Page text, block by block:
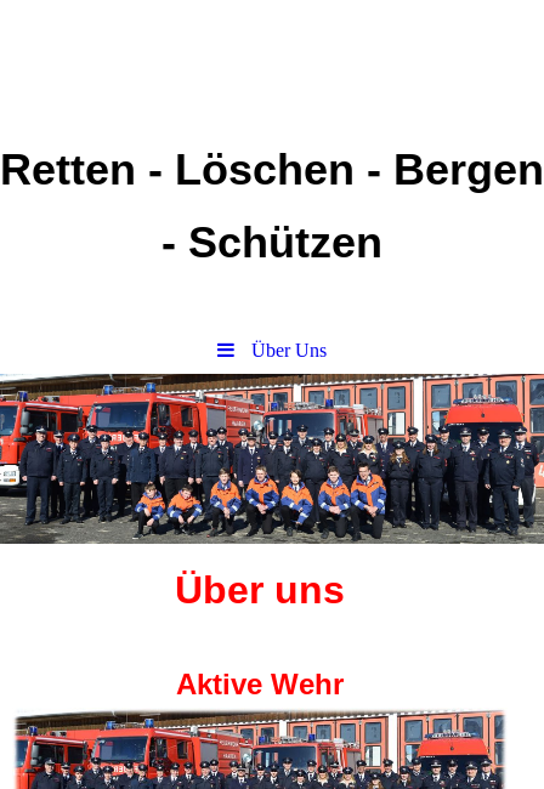
Retten - Löschen - Bergen
- Schützen
Über Uns
Über uns
Aktive Wehr